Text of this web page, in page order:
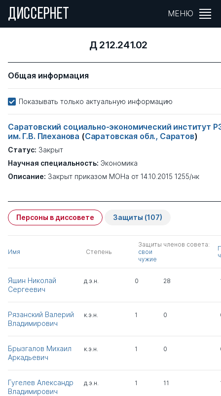
ДИССЕРНЕТ МЕНЮ
Д 212.241.02
Общая информация
Показывать только актуальную информацию
Саратовский социально-экономический институт
им. Г.В. Плеханова (Саратовская обл., Саратов)
Статус: Закрыт
Научная специальность: Экономика
Описание: Закрыт приказом МОНа от 14.10.2015 1255/нк
Персоны в диссовете Защиты (107)
Имя Степень
Защиты членов совета:
свои
чужие
Яшин Николай
Сергеевич
д.э.н. 0 28
Рязанский Валерий
Владимирович
к.э.н. 1 0
Брызгалов Михаил
Аркадьевич
к.э.н. 1 0
Гугелев Александр
Владимирович
д.э.н. 1 11